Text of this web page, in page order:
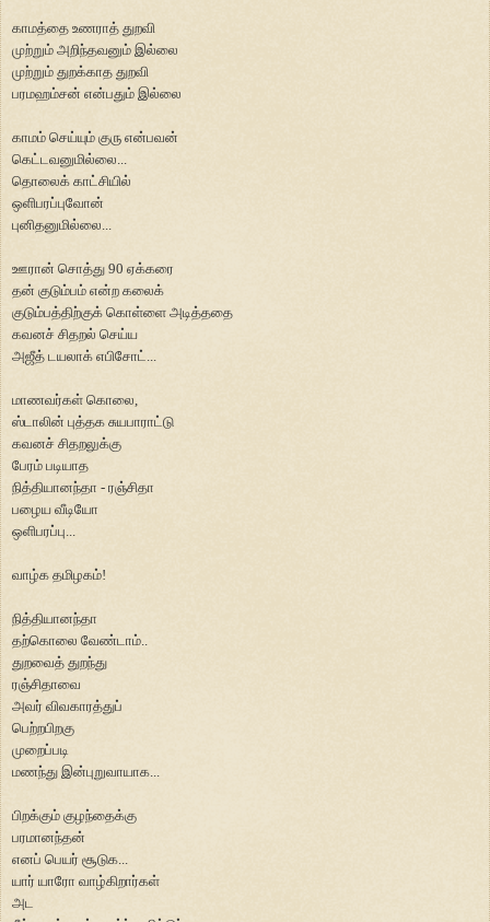
காமத்தை உணராத் துறவி
முற்றும் அறிந்தவனும் இல்லை
முற்றும் துறக்காத துறவி
பரமஹம்சன் என்பதும் இல்லை
காமம் செய்யும் குரு என்பவன்
கெட்டவனுமில்லை...
தொலைக் காட்சியில்
ஒளிபரப்புவோன்
புனிதனுமில்லை...
ஊரான் சொத்து 90 ஏக்கரை
தன் குடும்பம் என்ற கலைக்
குடும்பத்திற்குக் கொள்ளை அடித்ததை
கவனச் சிதறல் செய்ய
அஜீத் டயலாக் எபிசோட்...
மாணவர்கள் கொலை
ஸ்டாலின் புத்தக சுயபாராட்டு
கவனச் சிதறலுக்கு
பேரம் படியாத
நித்தியானந்தா - ரஞ்சிதா
பழைய வீடியோ
ஒளிபரப்பு...
வாழ்க தமிழகம்!
நித்தியானந்தா
தற்கொலை வேண்டாம்..
துறவைத் துறந்து
ரஞ்சிதாவை
அவர் விவகாரத்துப்
பெற்றபிறகு
முறைப்படி
மணந்து இன்புறுவாயாக...
பிறக்கும் குழந்தைக்கு
பரமானந்தன்
எனப் பெயர் சூடுக...
யார் யாரோ வாழ்கிறார்கள்
அட